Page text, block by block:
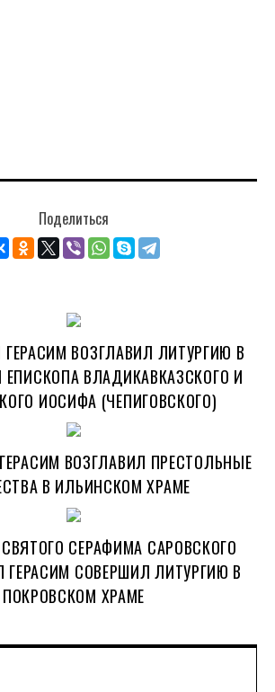
Поделиться
ВОЗГЛАВИЛ ЛИТУРГИЮ В
ВЛАДИКАВКАЗСКОГО И
ИОСИФА (ЧЕПИГОВСКОГО)
ВОЗГЛАВИЛ ПРЕСТОЛЬНЫЕ
В ИЛЬИНСКОМ ХРАМЕ
СЕРАФИМА САРОВСКОГО
ГЕРАСИМ СОВЕРШИЛ ЛИТУРГИЮ В
ПОКРОВСКОМ ХРАМЕ